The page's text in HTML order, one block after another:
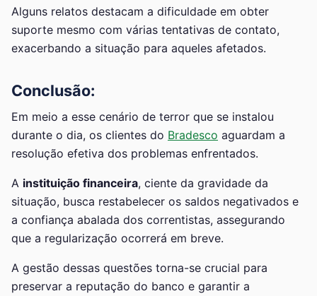
Alguns relatos destacam a dificuldade em obter
suporte mesmo com várias tentativas de contato,
exacerbando a situação para aqueles afetados.
Conclusão:
Em meio a esse cenário de terror que se instalou
durante o dia, os clientes do Bradesco aguardam a
resolução efetiva dos problemas enfrentados.
A instituição financeira, ciente da gravidade da
situação, busca restabelecer os saldos negativados e
a confiança abalada dos correntistas, assegurando
que a regularização ocorrerá em breve.
A gestão dessas questões torna-se crucial para
preservar a reputação do banco e garantir a